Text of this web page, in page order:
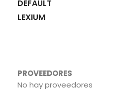
DEFAULT
LEXIUM
PROVEEDORES
No hay proveedores